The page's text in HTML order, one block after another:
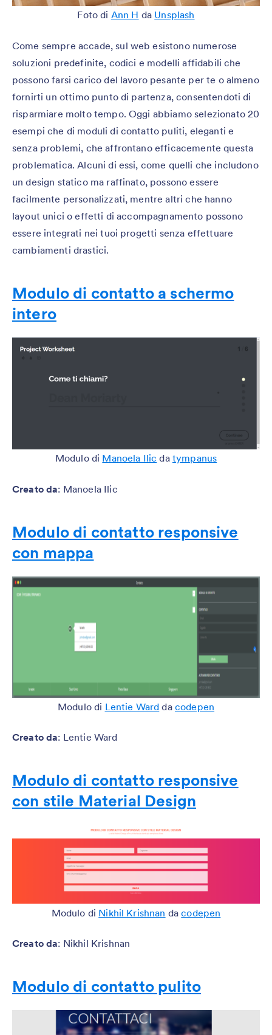
Foto di Ann H da Unsplash
Come sempre accade, sul web esistono numerose
soluzioni predefinite, codici e modelli affidabili che
possono farsi carico del lavoro pesante per te o almeno
fornirti un ottimo punto di partenza, consentendoti di
risparmiare molto tempo. Oggi abbiamo selezionato 20
esempi che di moduli di contatto puliti, eleganti e
senza problemi, che affrontano efficacemente questa
problematica. Alcuni di essi, come quelli che includono
un design statico ma raffinato, possono essere
facilmente personalizzati, mentre altri che hanno
layout unici o effetti di accompagnamento possono
essere integrati nei tuoi progetti senza effettuare
cambiamenti drastici.
Modulo di contatto a schermo
intero
Modulo di Manoela Ilic da tympanus
Creato da: Manoela Ilic
Modulo di contatto responsive
con mappa
Modulo di Lentie Ward da codepen
Creato da: Lentie Ward
Modulo di contatto responsive
con stile Material Design
Modulo di Nikhil Krishnan dacodepen
Creato da: Nikhil Krishnan
Modulo di contatto pulito